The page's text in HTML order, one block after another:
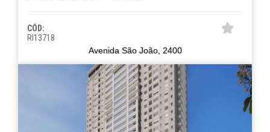
CÓD:
RI13718
Avenida São João, 2400